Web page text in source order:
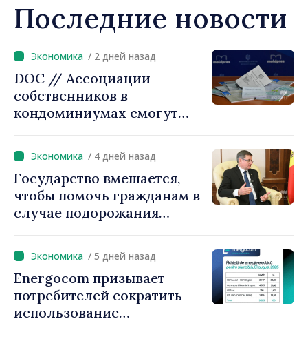
Последние новости
/ 2 дней назад
DOC // Ассоциации
собственников в
кондоминиумах смогут
повышение
энергоэффективности
многоквартирных домов
/ 4 дней назад
Государство вмешается,
чтобы помочь гражданам в
случае подорожания
Председатель парламента
Игорь Гросу:
«Правительство
предложит решения, мы не
можем оставить людей
/ 5 дней назад
Energocom призывает
потребителей сократить
использование